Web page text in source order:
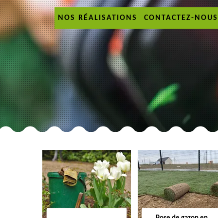
NOS RÉALISATIONS CONTACTEZ-